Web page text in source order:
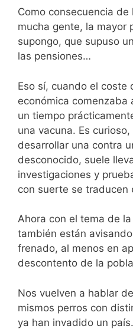
Como consecuencia
mucha gente, la mayor
supongo, que supuso
las pensiones…
Eso sí, cuando el coste
económica comenzaba
un tiempo
una vacuna. Es
desarrollar una contra
desconocido, suele
investigaciones y
con suerte se
Ahora con el tema de
también están
frenado, al menos en
descontento de la
Nos vuelven a hablar
mismos perros con
ya han invadido un